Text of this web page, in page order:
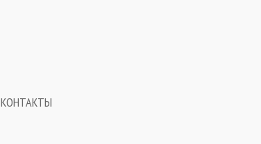
КОНТАКТЫ